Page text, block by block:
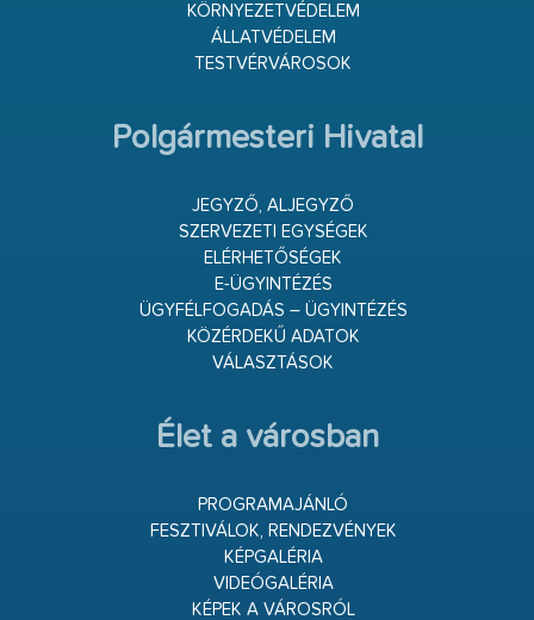
KÖRNYEZETVÉDELEM
ÁLLATVÉDELEM
TESTVÉRVÁROSOK
Polgármesteri Hivatal
JEGYZŐ, ALJEGYZŐ
SZERVEZETI EGYSÉGEK
ELÉRHETŐSÉGEK
E-ÜGYINTÉZÉS
ÜGYFÉLFOGADÁS – ÜGYINTÉZÉS
KÖZÉRDEKŰ ADATOK
VÁLASZTÁSOK
Élet a városban
PROGRAMAJÁNLÓ
FESZTIVÁLOK, RENDEZVÉNYEK
KÉPGALÉRIA
VIDEÓGALÉRIA
KÉPEK A VÁROSRÓL